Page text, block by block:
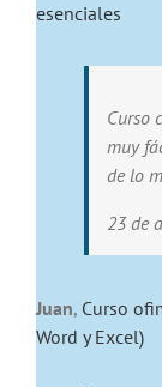
esenciales
Curso
muy
de lo
23 de
Juan, Curso
Word y Excel)